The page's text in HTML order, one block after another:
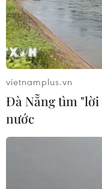
Đà Nẵng lần đầu
Hoa hậu Di sản
05/08/2026 11:01
Hà
nhóm 10 thành
giới về ẩm thực
Nét quê
vietnamplus.vn
Đà Nẵng tìm
nước